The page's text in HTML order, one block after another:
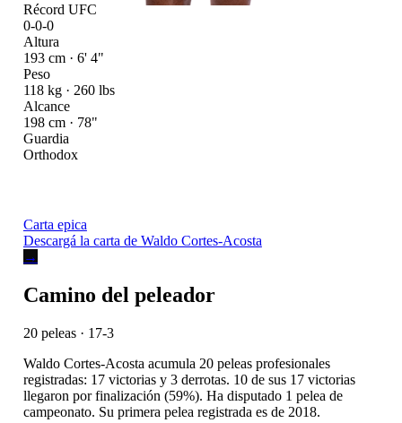
Récord UFC
0-0-0
Altura
193 cm · 6' 4"
Peso
118 kg · 260 lbs
Alcance
198 cm · 78"
Guardia
Orthodox
Carta epica
Descargá la carta de Waldo Cortes-Acosta
→
Camino del peleador
20 peleas · 17-3
Waldo Cortes-Acosta acumula 20 peleas profesionales
registradas: 17 victorias y 3 derrotas. 10 de sus 17 victorias
llegaron por finalización (59%). Ha disputado 1 pelea de
campeonato. Su primera pelea registrada es de 2018.